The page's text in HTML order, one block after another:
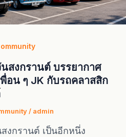
สงกรานต์ บรรยากาศ
อน ๆ JK กับรถคลาสสิก
/ admin
งกรานต์ เป็นอีกหนึ่ง